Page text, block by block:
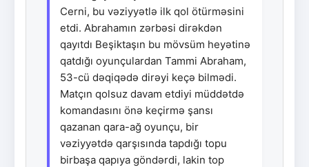
Cerni, bu vəziyyətlə ilk qol ötürməsini
etdi. Abrahamın zərbəsi dirəkdən
qayıtdı Beşiktaşın bu mövsüm heyətinə
qatdığı oyunçulardan Tammi Abraham,
53-cü dəqiqədə dirəyi keçə bilmədi.
Matçın qolsuz davam etdiyi müddətdə
komandasını önə keçirmə şansı
qazanan qara-ağ oyunçu, bir
vəziyyətdə qarşısında tapdığı topu
birbaşa qapıya göndərdi, lakin top